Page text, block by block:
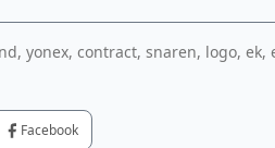
yonex, contract, snaren, logo,
Facebook